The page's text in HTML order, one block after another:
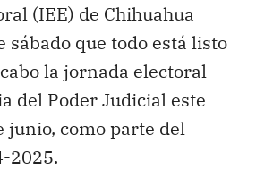
(IEE) de Chihuahua
sábado que todo está listo
la jornada electoral
del Poder Judicial este
junio, como parte del
2025.